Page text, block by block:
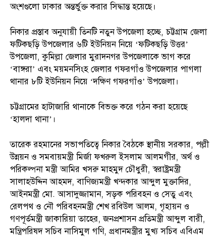
অংশগুলো ঢাকার অন্তর্ভুক্ত করার সিদ্ধান্ত হয়েছে।
নিকার প্রস্তাব অনুযায়ী তিনটি নতুন উপজেলা হচ্ছে, চট্টগ্রাম জেলা
ফটিকছড়ি উপজেলার ৬টি ইউনিয়ন নিয়ে ‘ফটিকছড়ি উত্তর’
উপজেলা, কুমিল্লা জেলার মুরাদনগর উপজেলাকে ভাগ করে
‘বাঙ্গরা’ এবং ময়মনসিংহ জেলার গফরগাঁও উপজেলার পাগলা
থানার ৮টি ইউনিয়ন নিয়ে ‘দক্ষিণ গফরগাঁও’ উপজেলা।
চট্টগ্রামের হাটাজারি থানাকে বিভক্ত করে গঠন করা হয়েছে
‘হালদা থানা’।
তারেক রহমানের সভাপতিত্বে নিকার বৈঠকে স্থানীয় সরকার, পল্লী
উন্নয়ন ও সমবায়মন্ত্রী মির্জা ফখরুল ইসলাম আলমগীর, অর্থ ও
পরিকল্পনা মন্ত্রী আমির খসরু মাহমুদ চৌধুরী, স্বরাষ্ট্রমন্ত্রী
সালাহউদ্দিন আহমদ, বাণিজ্যমন্ত্রী খন্দকার আব্দুল মুক্তাদির,
আইনমন্ত্রী মো. আসাদুজ্জামান, সড়ক পরিবহন ও সেতু এবং
রেলপথ ও নৌ পরিবহনমন্ত্রী শেখ রবিউল আলম, গৃহায়ন ও
গণপূর্তমন্ত্রী জাকারিয়া তাহের, জনপ্রশাসন প্রতিমন্ত্রী আব্দুল বারী,
মন্ত্রিপরিষদ সচিব নাসিমুল গণি, প্রধানমন্ত্রীর মুখ্য সচিব এবিএম